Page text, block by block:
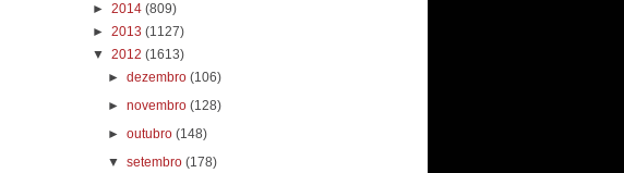
► 2014 (809)
► 2013 (1127)
▼ 2012 (1613)
►dezembro(106)
►novembro(128)
►outubro(148)
▼setembro(178)